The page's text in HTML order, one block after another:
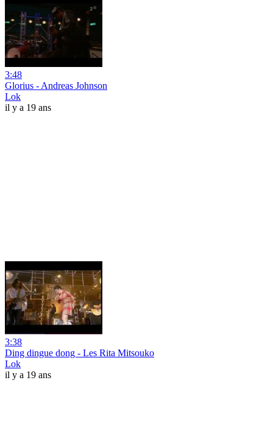
3:48
Glorius - Andreas Johnson
Lok
il y a 19 ans
3:38
Ding dingue dong - Les Rita Mitsouko
Lok
il y a 19 ans